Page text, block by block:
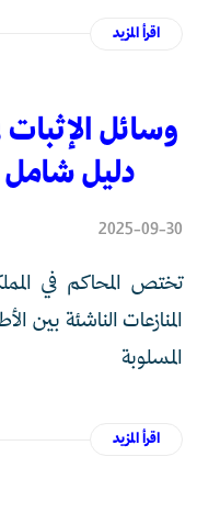
اقرأ المزيد
وسائل
دليل شامل
2025-09-30
تختص المحاكم في
المنازعات الناشئة
المسلوبة
اقرأ المزيد